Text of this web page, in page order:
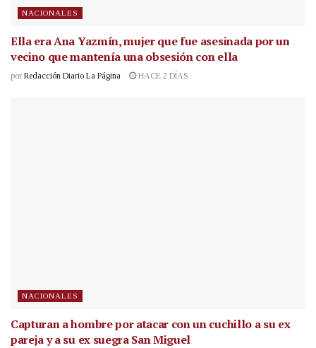
NACIONALES
Ella era Ana Yazmín, mujer que fue asesinada por un
vecino que mantenía una obsesión con ella
por Redacción Diario La Página HACE 2 DÍAS
NACIONALES
Capturan a hombre por atacar con un cuchillo a su ex
pareja y a su ex suegra San Miguel